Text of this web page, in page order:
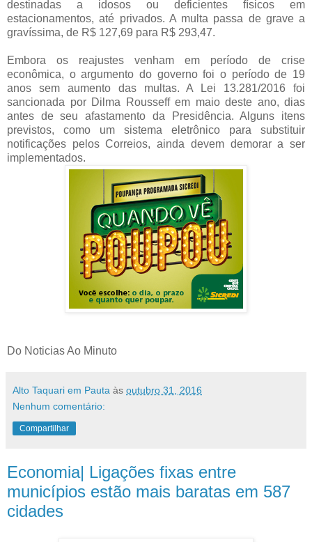
destinadas a idosos ou deficientes físicos em
estacionamentos, até privados. A multa passa de grave a
gravíssima, de R$ 127,69 para R$ 293,47.
Embora os reajustes venham em período de crise
econômica, o argumento do governo foi o período de 19
anos sem aumento das multas. A Lei 13.281/2016 foi
sancionada por Dilma Rousseff em maio deste ano, dias
antes de seu afastamento da Presidência. Alguns itens
previstos, como um sistema eletrônico para substituir
notificações pelos Correios, ainda devem demorar a ser
implementados.
Do Noticias Ao Minuto
Alto Taquari em Pauta às outubro 31, 2016
Nenhum comentário:
Compartilhar
Economia| Ligações fixas entre
municípios estão mais baratas em 587
cidades